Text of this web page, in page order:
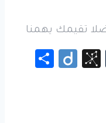
تقيمك يهمنا
Tu
Bi
Di